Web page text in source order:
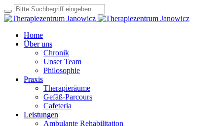
Home
Über uns
Chronik
Unser Team
Philosophie
Praxis
Therapieräume
Gefäß-Parcours
Cafeteria
Leistungen
Ambulante Rehabilitation